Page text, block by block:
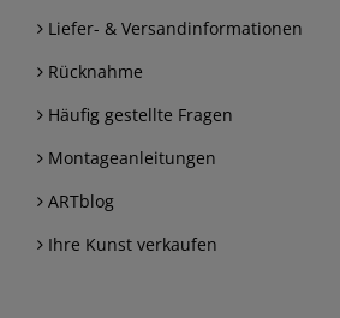
Liefer- & Versandinformationen
Rücknahme
Häufig gestellte Fragen
Montageanleitungen
ARTblog
Ihre Kunst verkaufen